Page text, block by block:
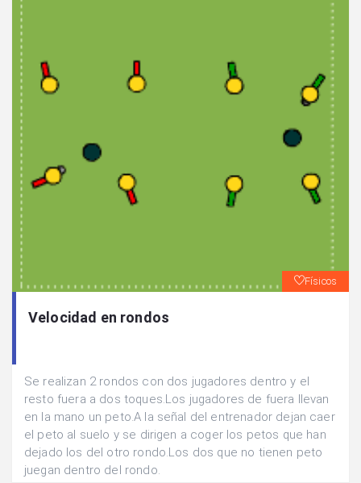
Físicos
Velocidad en rondos
Se realizan 2 rondos con dos jugadores dentro y el
resto fuera a dos toques.Los jugadores de fuera llevan
en la mano un peto.A la señal del entrenador dejan caer
el peto al suelo y se dirigen a coger los petos que han
dejado los del otro rondo.Los dos que no tienen peto
juegan dentro del rondo.